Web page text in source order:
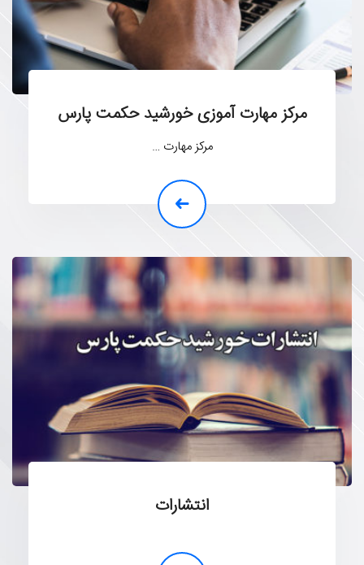
مرکز مهارت آموزی خورشید حکمت پارس
مرکز مهارت …
انتشارات